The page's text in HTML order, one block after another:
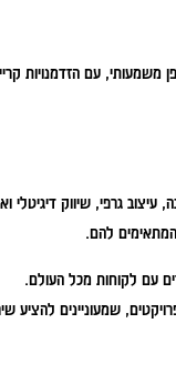
עם הזדמנויות
גרפי, שיווק דיגיטלי
להם.
שמעוניינים להציע